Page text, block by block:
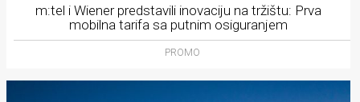
m:tel i Wiener predstavili inovaciju na tržištu: Prva
mobilna tarifa sa putnim osiguranjem
PROMO